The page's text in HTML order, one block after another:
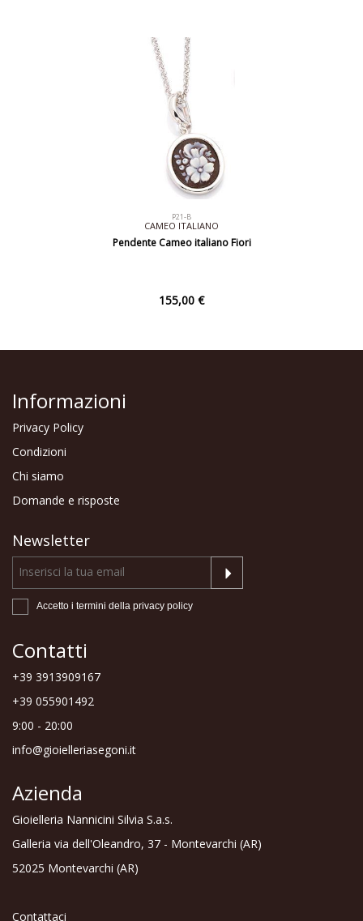
P21-B
CAMEO ITALIANO
Pendente Cameo italiano Fiori
155,00 €
Informazioni
Privacy Policy
Condizioni
Chi siamo
Domande e risposte
Newsletter
Accetto i termini della privacy policy
Contatti
+39 3913909167
+39 055901492
9:00 - 20:00
info@gioielleriasegoni.it
Azienda
Gioielleria Nannicini Silvia S.a.s.
Galleria via dell'Oleandro, 37 - Montevarchi (AR)
52025 Montevarchi (AR)
Contattaci